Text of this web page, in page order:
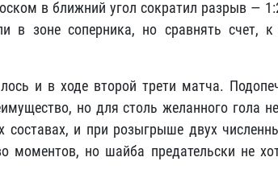
в ближний угол сократил разрыв —
в зоне соперника, но сравнять счет,
и в ходе второй трети матча.
но для столь желанного гола
и при розыгрыше двух
моментов, но шайба предательски не